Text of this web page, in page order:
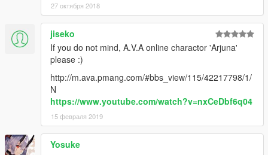
27 октября 2018
jiseko
If you do not mind, A.V.A online charactor 'Arjuna'
please :)
http://m.ava.pmang.com/#bbs_view/115/42217798/1/
N
https://www.youtube.com/watch?v=nxCeDbf6q04
15 февраля 2019
Yosuke